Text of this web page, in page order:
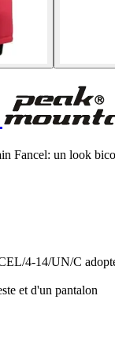
Fancel: un look
4-14/UN/C
et d'un pantalon